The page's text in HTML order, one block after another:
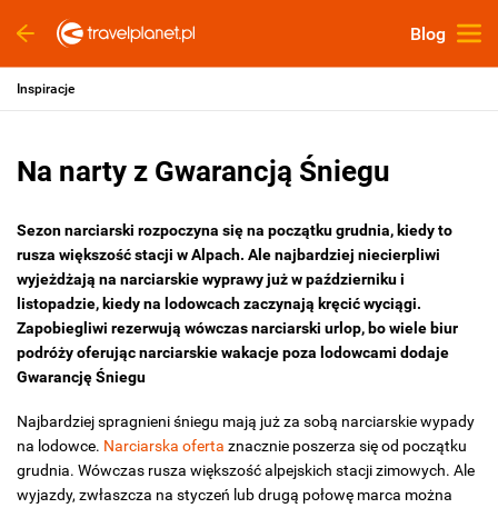
Blog
Inspiracje
Na narty z Gwarancją Śniegu
Sezon narciarski rozpoczyna się na początku grudnia, kiedy to
rusza większość stacji w Alpach. Ale najbardziej niecierpliwi
wyjeżdżają na narciarskie wyprawy już w październiku i
listopadzie, kiedy na lodowcach zaczynają kręcić wyciągi.
Zapobiegliwi rezerwują wówczas narciarski urlop, bo wiele biur
podróży oferując narciarskie wakacje poza lodowcami dodaje
Gwarancję Śniegu
Najbardziej spragnieni śniegu mają już za sobą narciarskie wypady
na lodowce. Narciarska oferta znacznie poszerza się od początku
grudnia. Wówczas rusza większość alpejskich stacji zimowych. Ale
wyjazdy, zwłaszcza na styczeń lub drugą połowę marca można